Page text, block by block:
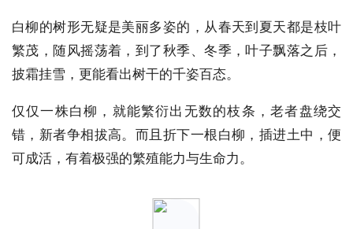
白柳的树形无疑是美丽多姿的，从春天到夏天都是枝叶
繁茂，随风摇荡着，到了秋季、冬季，叶子飘落之后，
披霜挂雪，更能看出树干的千姿百态。
仅仅一株白柳，就能繁衍出无数的枝条，老者盘绕交
错，新者争相拔高。而且折下一根白柳，插进土中，便
可成活，有着极强的繁殖能力与生命力。